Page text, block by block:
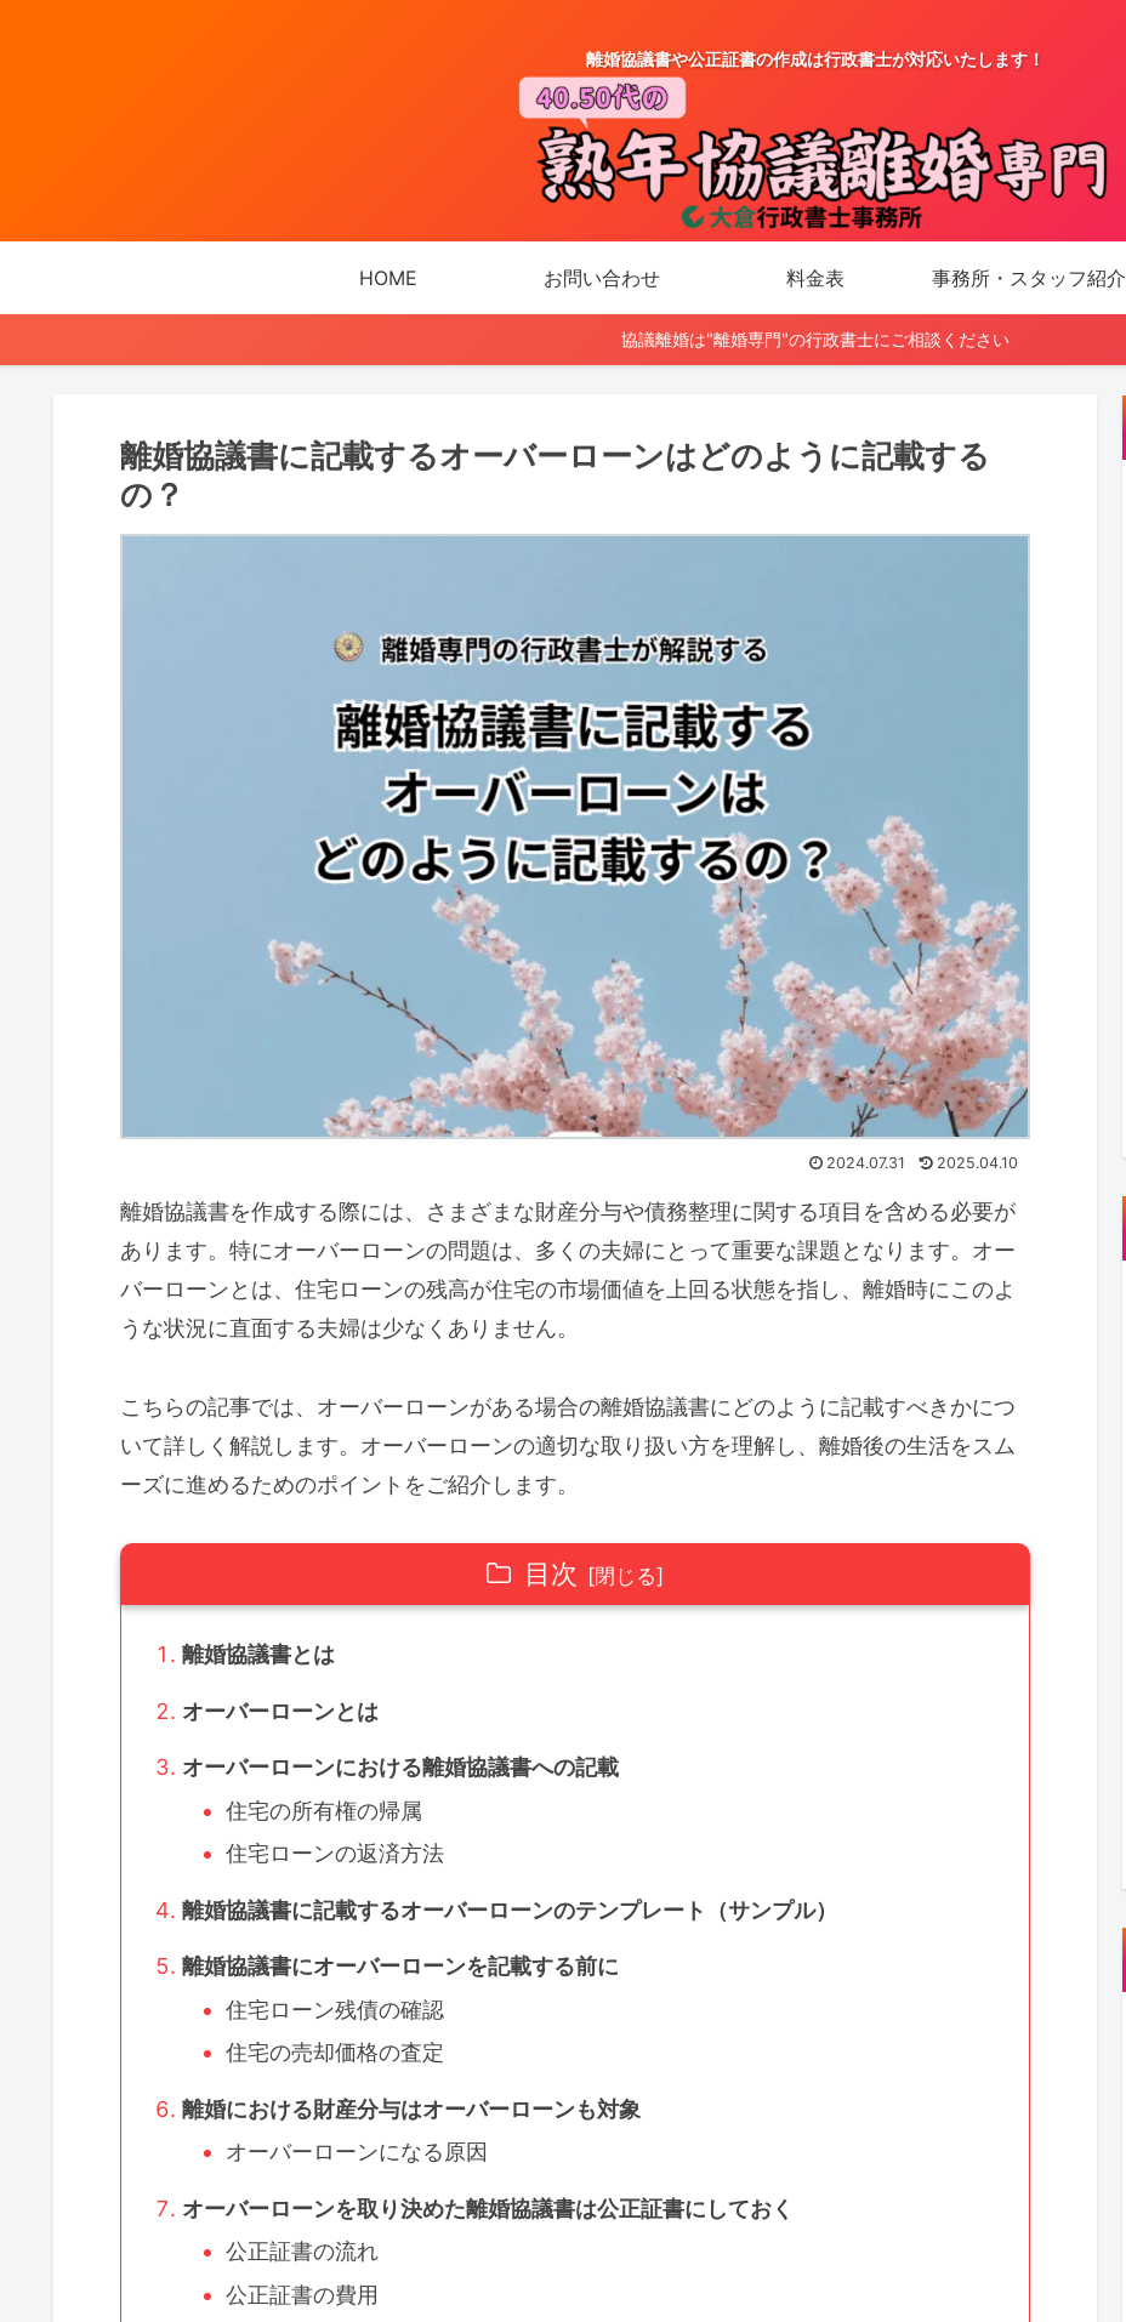
離婚協議書や公正証書の作成は行政書士が対応いたします！
HOME お問い合わせ 料金表 事務所・スタッフ紹介
協議離婚は"離婚専門"の行政書士にご相談ください
離婚協議書に記載するオーバーローンはどのように記載する
の？
2024.07.31 2025.04.10
離婚協議書を作成する際には、さまざまな財産分与や債務整理に関する項目を含める必要が
あります。特にオーバーローンの問題は、多くの夫婦にとって重要な課題となります。オー
バーローンとは、住宅ローンの残高が住宅の市場価値を上回る状態を指し、離婚時にこのよ
うな状況に直面する夫婦は少なくありません。
こちらの記事では、オーバーローンがある場合の離婚協議書にどのように記載すべきかにつ
いて詳しく解説します。オーバーローンの適切な取り扱い方を理解し、離婚後の生活をスム
ーズに進めるためのポイントをご紹介します。
目次
離婚協議書とは
オーバーローンとは
オーバーローンにおける離婚協議書への記載
住宅の所有権の帰属
住宅ローンの返済方法
離婚協議書に記載するオーバーローンのテンプレート（サンプル）
離婚協議書にオーバーローンを記載する前に
住宅ローン残債の確認
住宅の売却価格の査定
離婚における財産分与はオーバーローンも対象
オーバーローンになる原因
オーバーローンを取り決めた離婚協議書は公正証書にしておく
公正証書の流れ
公正証書の費用